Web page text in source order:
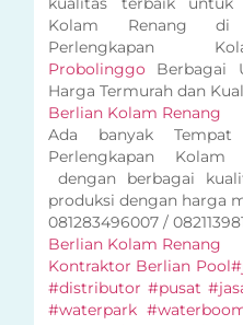
Kolam Renang
Perlengkapan
Probolinggo Berbagai
Harga Termurah dan
Berlian Kolam Renang
Ada banyak
Perlengkapan
dengan berbagai
produksi dengan harga
081283496007 /
Berlian Kolam Renang
Kontraktor Berlian Pool
#distributor #pusat
#waterpark